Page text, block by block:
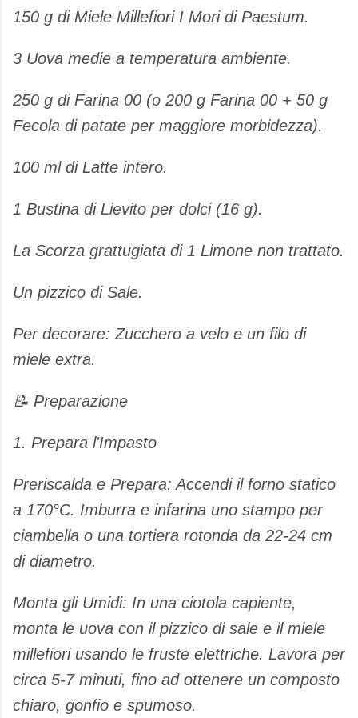
​150 g di Miele Millefiori I Mori di Paestum.
​3 Uova medie a temperatura ambiente.
​250 g di Farina 00 (o 200 g Farina 00 + 50 g
Fecola di patate per maggiore morbidezza).
​100 ml di Latte intero.
​1 Bustina di Lievito per dolci (16 g).
​La Scorza grattugiata di 1 Limone non trattato.
​Un pizzico di Sale.
​Per decorare: Zucchero a velo e un filo di
miele extra.
​📝 Preparazione
​1. Prepara l'Impasto
​Preriscalda e Prepara: Accendi il forno statico
a 170°C. Imburra e infarina uno stampo per
ciambella o una tortiera rotonda da 22-24 cm
di diametro.
​Monta gli Umidi: In una ciotola capiente,
monta le uova con il pizzico di sale e il miele
millefiori usando le fruste elettriche. Lavora per
circa 5-7 minuti, fino ad ottenere un composto
chiaro, gonfio e spumoso.